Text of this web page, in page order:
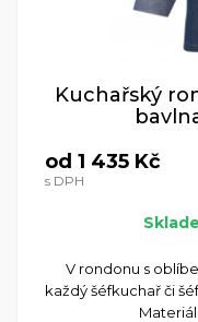
Kuchařský
od 1 435 Kč
s DPH
​V rondonu s
každý šéfkuchař či